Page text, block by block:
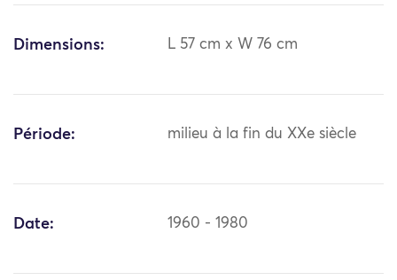
Dimensions: L 57 cm x W 76 cm
Période: milieu à la fin du XXe siècle
Date: 1960 - 1980